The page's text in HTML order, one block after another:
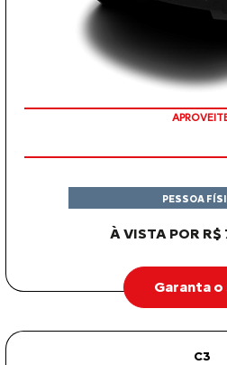
À VISTA POR
PESSOA
Garanta o
C3